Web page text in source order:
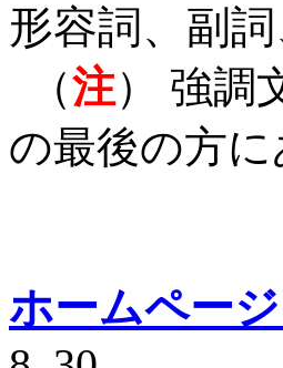
形容詞、副
（注） 強
の最後の方に
ホームペー